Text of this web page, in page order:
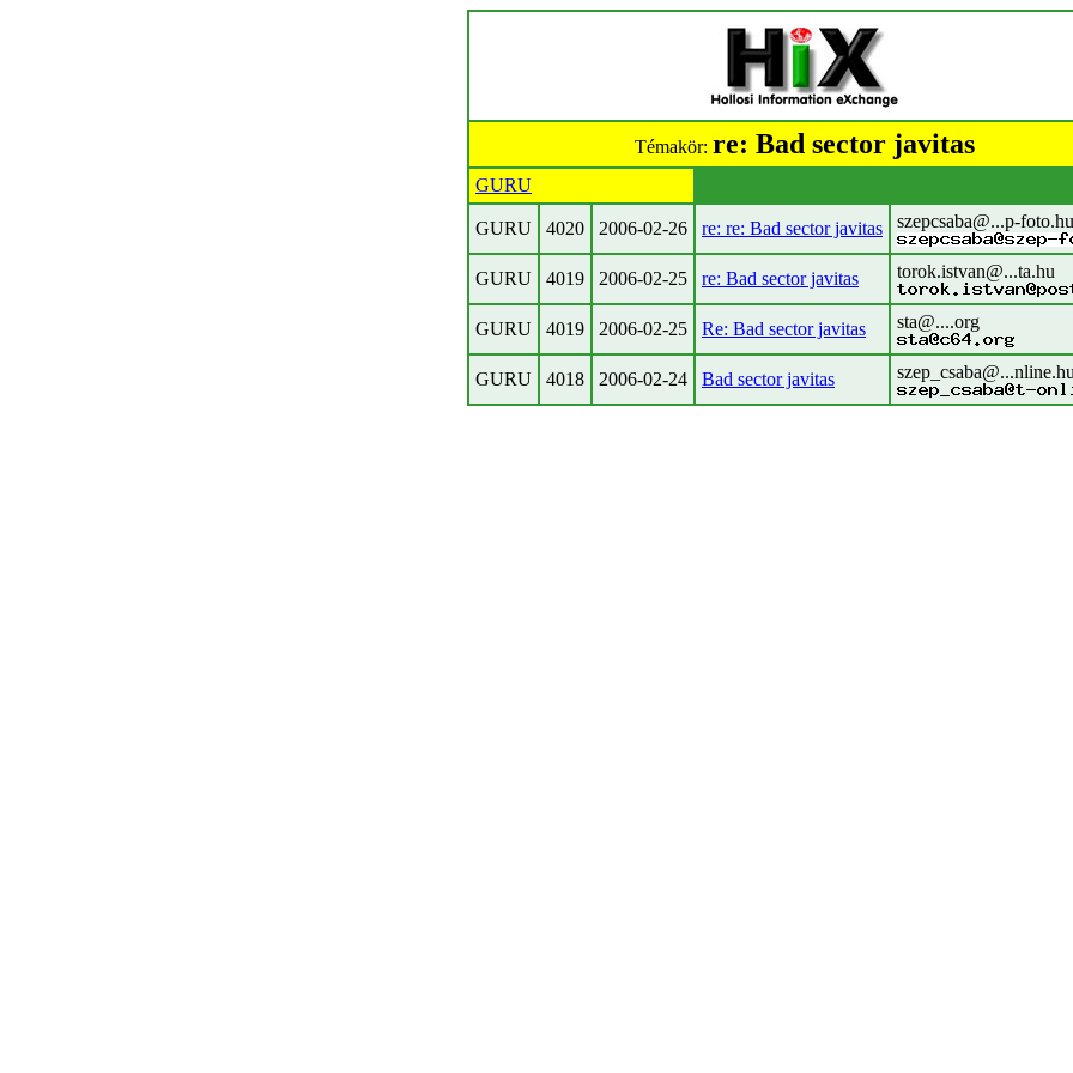
Témakör: re: Bad sector javitas
GURU
GURU 4020 2006-02-26 re: re: Bad sector javitas szepcsaba@...p-foto.hu
GURU 4019 2006-02-25 re: Bad sector javitas torok.istvan@...ta.hu
GURU 4019 2006-02-25 Re: Bad sector javitas sta@....org
GURU 4018 2006-02-24 Bad sector javitas